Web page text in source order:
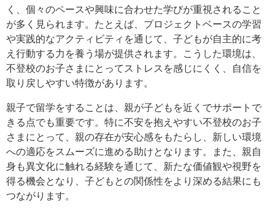
く、個々のペースや興味に合わせた学びが重視されること
が多く見られます。たとえば、プロジェクトベースの学習
や実践的なアクティビティを通じて、子どもが自主的に考
え行動する力を養う場が提供されます。こうした環境は、
不登校のお子さまにとってストレスを感じにくく、自信を
取り戻しやすい特徴があります。
親子で留学をすることは、親が子どもを近くでサポートで
きる点でも重要です。特に不安を抱えやすい不登校のお子
さまにとって、親の存在が安心感をもたらし、新しい環境
への適応をスムーズに進める助けとなります。また、親自
身も異文化に触れる経験を通じて、新たな価値観や視野を
得る機会となり、子どもとの関係性をより深める結果にも
つながります。